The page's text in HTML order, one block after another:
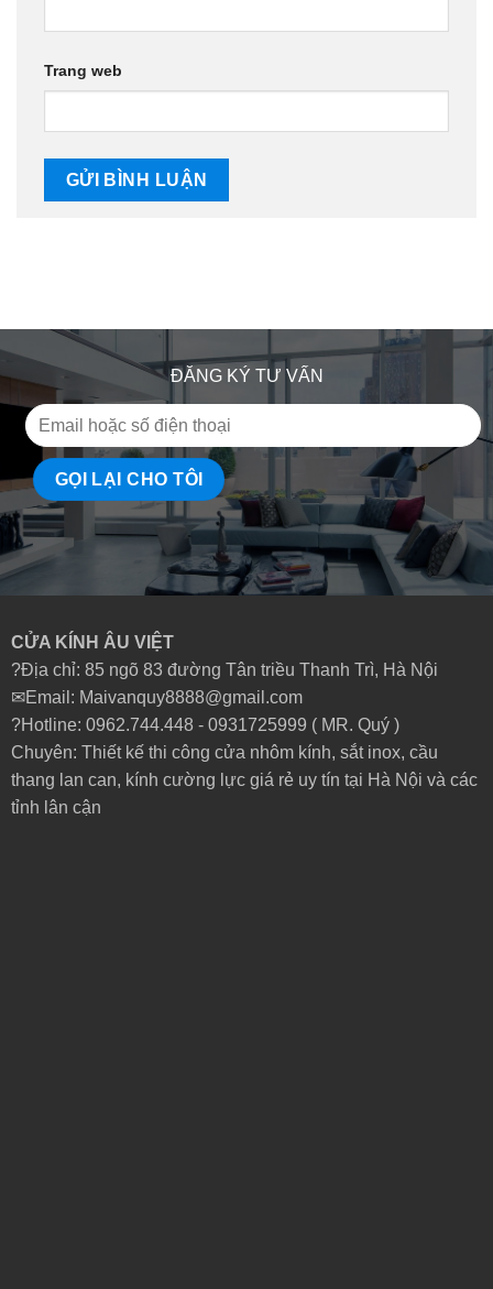
Trang web
ĐĂNG KÝ TƯ VẤN
CỬA KÍNH ÂU VIỆT
?Địa chỉ: 85 ngõ 83 đường Tân triều Thanh Trì, Hà Nội
✉Email: Maivanquy8888@gmail.com
?Hotline: 0962.744.448 - 0931725999 ( MR. Quý )
Chuyên: Thiết kế thi công cửa nhôm kính, sắt inox, cầu
thang lan can, kính cường lực giá rẻ uy tín tại Hà Nội và các
tỉnh lân cận